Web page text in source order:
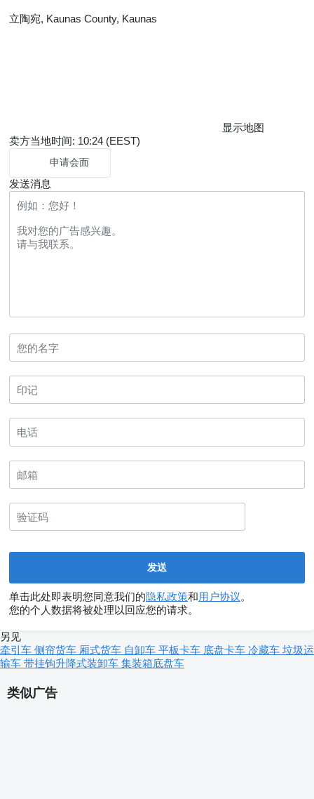
立陶宛, Kaunas County, Kaunas
显示地图
卖方当地时间: 10:24 (EEST)
申请会面
发送消息
单击此处即表明您同意我们的隐私政策和用户协议。
您的个人数据将被处理以回应您的请求。
类似广告
另见
牵引车 侧帘货车 厢式货车 自卸车 平板卡车 底盘卡车 冷藏车 垃圾运
输车 带挂钩升降式装卸车 集装箱底盘车